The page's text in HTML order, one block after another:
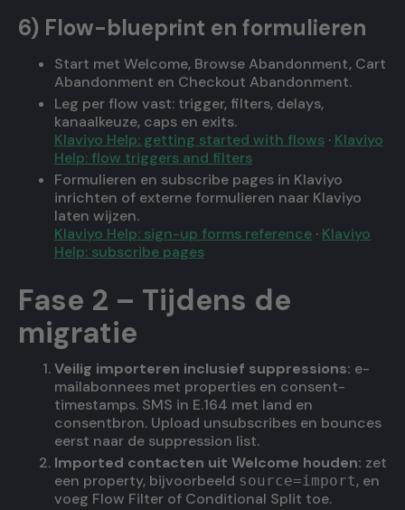
6) Flow-blueprint en formulieren
Start met Welcome, Browse Abandonment, Cart
Abandonment en Checkout Abandonment.
Leg per flow vast: trigger, filters, delays,
kanaalkeuze, caps en exits.
Klaviyo Help: getting started with flows · Klaviyo
Help: flow triggers and filters
Formulieren en subscribe pages in Klaviyo
inrichten of externe formulieren naar Klaviyo
laten wijzen.
Klaviyo Help: sign-up forms reference · Klaviyo
Help: subscribe pages
Fase 2 – Tijdens de
migratie
Veilig importeren inclusief suppressions: e-
mailabonnees met properties en consent-
timestamps. SMS in E.164 met land en
consentbron. Upload unsubscribes en bounces
eerst naar de suppression list.
Imported contacten uit Welcome houden: zet
een property, bijvoorbeeld source=import, en
voeg Flow Filter of Conditional Split toe.